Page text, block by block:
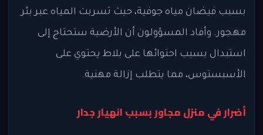
بسبب فيضان مياه جوفية، حيث تسربت المياه عبر بئر
مهجور. وأفاد المسؤولون أن الأرضية ستحتاج إلى
استبدال بسبب احتوائها على بلاط يحتوي على
الأسبستوس، مما يتطلب إزالة مهنية.
أضرار في منزل مجاور بسبب انهيار جدار